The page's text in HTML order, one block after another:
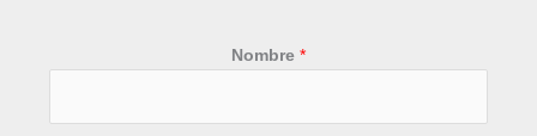
Nombre *